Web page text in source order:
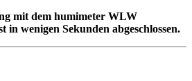
mit dem humimeter WLW
in wenigen Sekunden abgeschlossen.